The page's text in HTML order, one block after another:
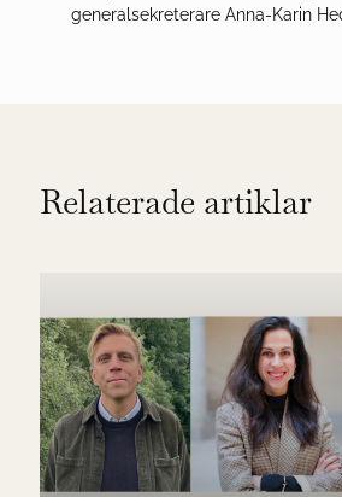
generalsekreterare Anna-Karin
Relaterade artiklar